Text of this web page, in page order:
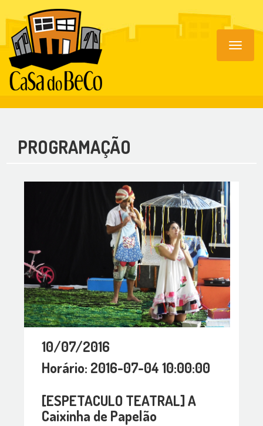
Toggle
PROGRAMAÇÃO
10/07/2016
Horário: 2016-07-04 10:00:00
[ESPETACULO TEATRAL] A
Caixinha de Papelão